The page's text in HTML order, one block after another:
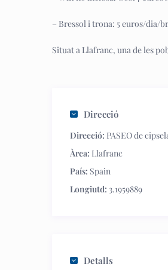
– Bressol i trona: 5 euros/dia/
Situat a Llafranc, una de les
Direcció
Direcció: PASEO de
Àrea: Llafranc
País: Spain
Longiutd: 3.1959889
Detalls